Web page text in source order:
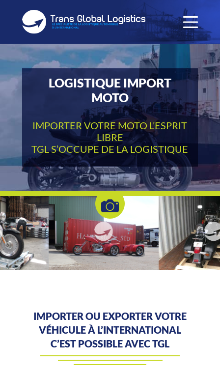
LOGISTIQUE IMPORT
MOTO
IMPORTER VOTRE MOTO L’ESPRIT
LIBRE
TGL S’OCCUPE DE LA LOGISTIQUE
IMPORTER OU EXPORTER VOTRE
VÉHICULE À L’INTERNATIONAL
C’EST POSSIBLE AVEC TGL